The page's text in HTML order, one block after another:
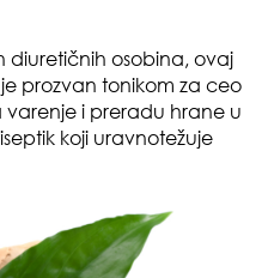
diuretičnih osobina, ovaj
prozvan tonikom za ceo
varenje i preradu hrane u
koji uravnotežuje